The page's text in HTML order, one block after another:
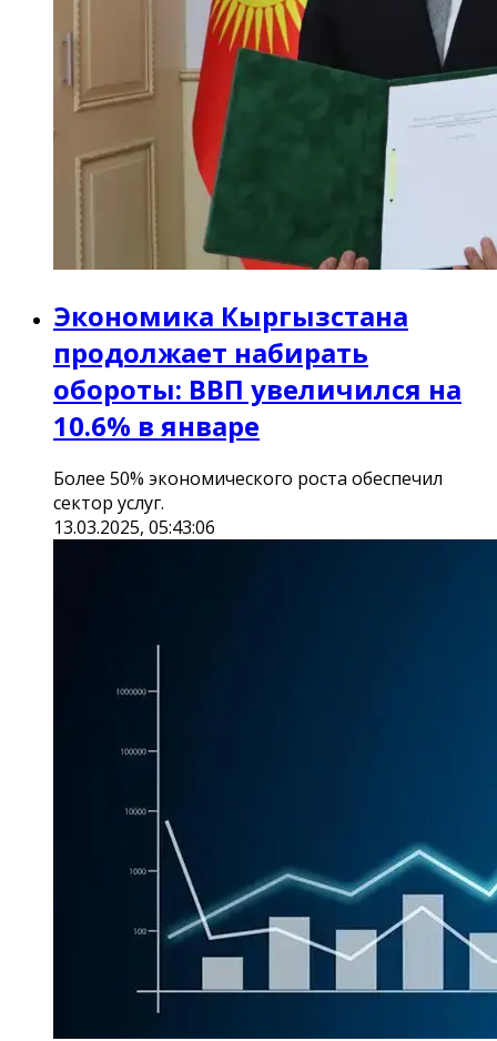
Экономика Кыргызстана
продолжает набирать
обороты: ВВП увеличился на
10.6% в январе
Более 50% экономического роста обеспечил
сектор услуг.
13.03.2025, 05:43:06